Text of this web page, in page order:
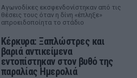
Αγωνοδίκες εκσφενδονίστηκαν από τις
θέσεις τους όταν η δίνη «έπληξε»
απροειδοποίητα το στάδιο
Κέρκυρα: Ξαπλώστρες και
βαριά αντικείμενα
εντοπίστηκαν στον βυθό της
παραλίας Ημερολιά